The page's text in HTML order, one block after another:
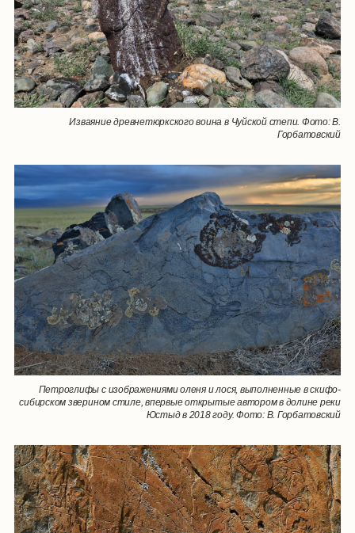
Изваяние древнетюркского воина в Чуйской степи. Фото: В.
Горбатовский
Петроглифы с изображениями оленя и лося, выполненные в скифо-
сибирском зверином стиле, впервые открытые автором в долине реки
Юстыд в 2018 году. Фото: В. Горбатовский